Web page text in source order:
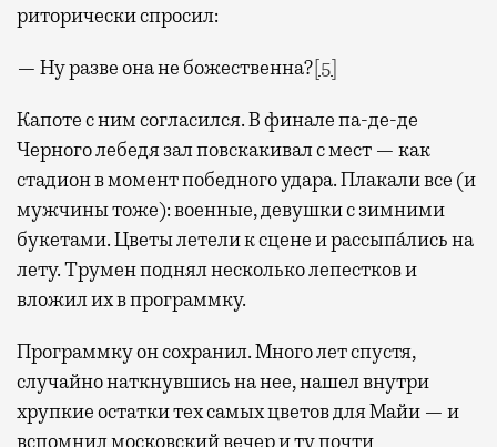
риторически спросил:
— Ну разве она не божественна?[5]
Капоте с ним согласился. В финале па-де-де
Черного лебедя зал повскакивал с мест — как
стадион в момент победного удара. Плакали все (и
мужчины тоже): военные, девушки с зимними
букетами. Цветы летели к сцене и рассыпа́лись на
лету. Трумен поднял несколько лепестков и
вложил их в программку.
Программку он сохранил. Много лет спустя,
случайно наткнувшись на нее, нашел внутри
хрупкие остатки тех самых цветов для Майи — и
вспомнил московский вечер и ту почти